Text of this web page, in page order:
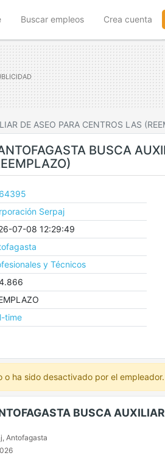
(current)Buscar empleos Crea cuenta
DE ASEO PARA CENTROS LAS
BUSCA
Serpaj
07-08 12:29:49
y Técnicos
time
o ha sido desactivado por el empleador.
BUSCA
, Antofagasta